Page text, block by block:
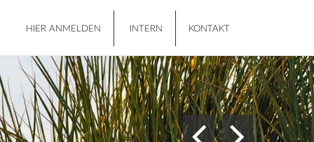
HIER ANMELDEN INTERN KONTAKT